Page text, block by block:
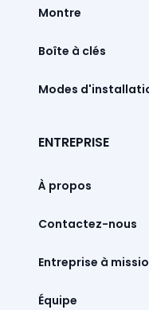
Montre
Boîte à clés
Modes
ENTREPRISE
À propos
Contactez-nous
Entreprise à
Équipe